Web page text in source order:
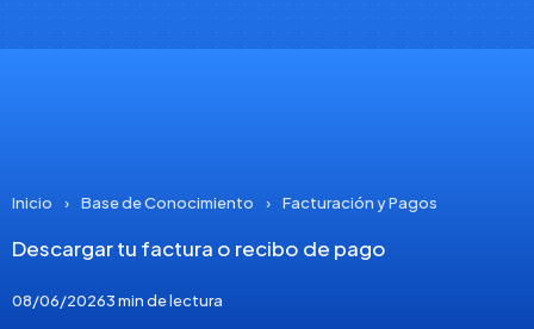
Inicio › Base de Conocimiento › Facturación y Pagos
Descargar tu factura o recibo de pago
08/06/20263 min de lectura